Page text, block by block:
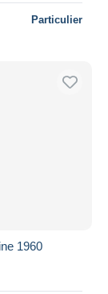
Particulier
1960